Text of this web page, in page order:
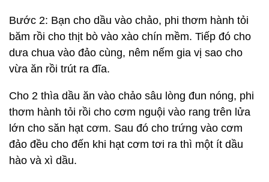
Bước 2: Bạn cho dầu vào chảo, phi thơm hành tỏi
băm rồi cho thịt bò vào xào chín mềm. Tiếp đó cho
dưa chua vào đảo cùng, nêm nếm gia vị sao cho
vừa ăn rồi trút ra đĩa.
Cho 2 thìa dầu ăn vào chảo sâu lòng đun nóng, phi
thơm hành tỏi rồi cho cơm nguội vào rang trên lửa
lớn cho săn hạt cơm. Sau đó cho trứng vào cơm
đảo đều cho đến khi hạt cơm tơi ra thì một ít dầu
hào và xì dầu.